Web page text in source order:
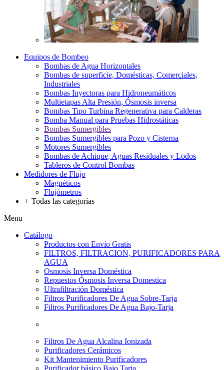
Equipos de Bombeo
Bombas de Agua Horizontales
Bombas de superficie, Domésticas, Comerciales,
Industriales
Bombas Inyectoras para Hidroneumáticos
Multietapas Alta Presión, Ósmosis inversa
Bombas Tipo Turbina Regenerativa para Calderas
Bomba Manual para Pruebas Hidrostáticas
Bombas Sumergibles
Bombas Sumergibles para Pozo y Cisterna
Motores Sumergibles
Bombas de Achique, Aguas Residuales y Lodos
Tableros de Control Bombas
Medidores de Flujo
Magnéticos
Flujómetros
+ Todas las categorías
Menu
Catálogo
Productos con Envío Gratis
FILTROS, FILTRACION, PURIFICADORES PARA
AGUA
Osmosis Inversa Doméstica
Repuestos Ósmosis Inversa Domestica
Ultrafiltración Doméstica
Filtros Purificadores De Agua Sobre-Tarja
Filtros Purificadores De Agua Bajo-Tarja
Filtros De Agua Alcalina Ionizada
Purificadores Cerámicos
Kit Mantenimiento Purificadores
Purificador básico Bajo Tarja